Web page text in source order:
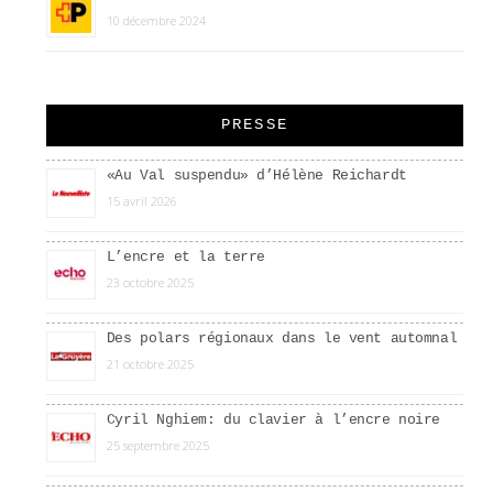
10 décembre 2024
PRESSE
«Au Val suspendu» d’Hélène Reichardt
15 avril 2026
L’encre et la terre
23 octobre 2025
Des polars régionaux dans le vent automnal
21 octobre 2025
Cyril Nghiem: du clavier à l’encre noire
25 septembre 2025